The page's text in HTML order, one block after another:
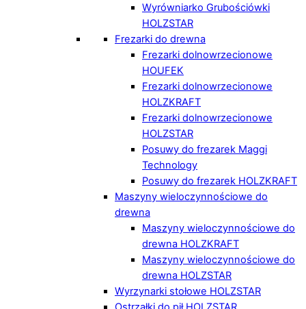
Wyrówniarko Grubościówki
HOLZSTAR
Frezarki do drewna
Frezarki dolnowrzecionowe
HOUFEK
Frezarki dolnowrzecionowe
HOLZKRAFT
Frezarki dolnowrzecionowe
HOLZSTAR
Posuwy do frezarek Maggi
Technology
Posuwy do frezarek HOLZKRAFT
Maszyny wieloczynnościowe do
drewna
Maszyny wieloczynnościowe do
drewna HOLZKRAFT
Maszyny wieloczynnościowe do
drewna HOLZSTAR
Wyrzynarki stołowe HOLZSTAR